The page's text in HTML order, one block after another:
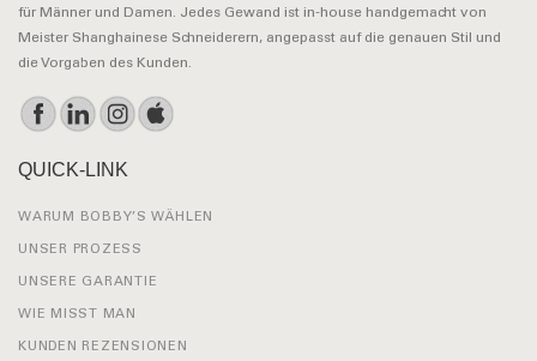
für Männer und Damen. Jedes Gewand ist in-house handgemacht von
Meister Shanghainese Schneiderern, angepasst auf die genauen Stil und
die Vorgaben des Kunden.
QUICK-LINK
WARUM BOBBY’S WÄHLEN
UNSER PROZESS
UNSERE GARANTIE
WIE MISST MAN
KUNDEN REZENSIONEN